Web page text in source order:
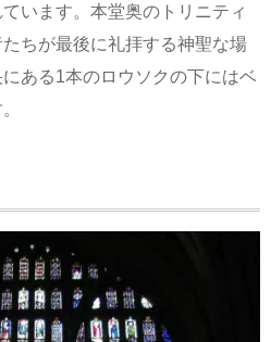
います。本堂奥のトリニティ
ちが最後に礼拝する神聖な場
ある1本のロウソクの下にはベ